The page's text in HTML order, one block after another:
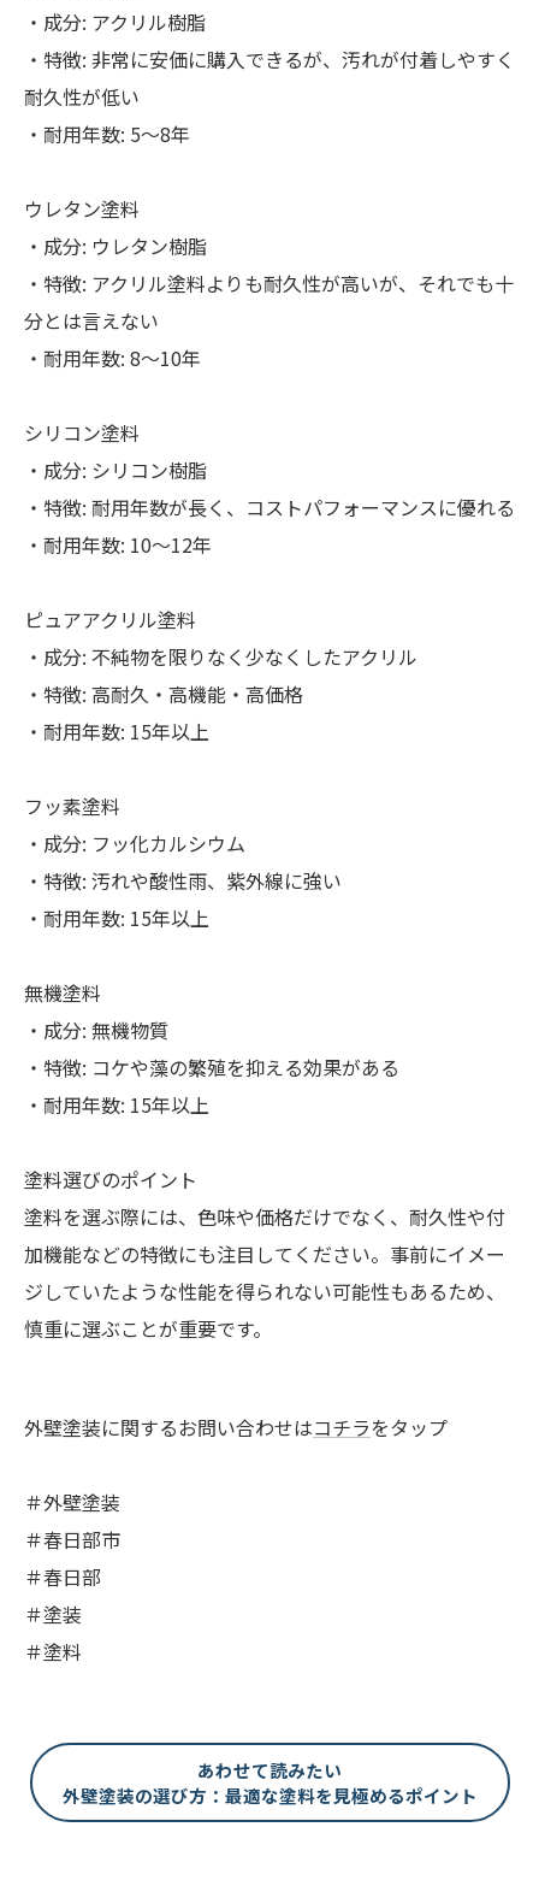
・成分: アクリル樹脂
・特徴: 非常に安価に購入できるが、汚れが付着しやすく
耐久性が低い
・耐用年数: 5～8年
ウレタン塗料
・成分: ウレタン樹脂
・特徴: アクリル塗料よりも耐久性が高いが、それでも十
分とは言えない
・耐用年数: 8～10年
シリコン塗料
・成分: シリコン樹脂
・特徴: 耐用年数が長く、コストパフォーマンスに優れる
・耐用年数: 10～12年
ピュアアクリル塗料
・成分: 不純物を限りなく少なくしたアクリル
・特徴: 高耐久・高機能・高価格
・耐用年数: 15年以上
フッ素塗料
・成分: フッ化カルシウム
・特徴: 汚れや酸性雨、紫外線に強い
・耐用年数: 15年以上
無機塗料
・成分: 無機物質
・特徴: コケや藻の繁殖を抑える効果がある
・耐用年数: 15年以上
塗料選びのポイント
塗料を選ぶ際には、色味や価格だけでなく、耐久性や付
加機能などの特徴にも注目してください。事前にイメー
ジしていたような性能を得られない可能性もあるため、
慎重に選ぶことが重要です。
外壁塗装に関するお問い合わせはコチラをタップ
＃外壁塗装
＃春日部市
＃春日部
＃塗装
＃塗料
あわせて読みたい
外壁塗装の選び方：最適な塗料を見極めるポイント